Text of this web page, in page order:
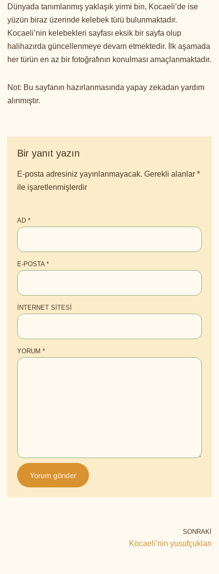
Dünyada tanımlanmış yaklaşık yirmi bin, Kocaeli’de ise
yüzün biraz üzerinde kelebek türü bulunmaktadır.
Kocaeli’nin kelebekleri sayfası eksik bir sayfa olup
halihazırda güncellenmeye devam etmektedir. İlk aşamada
her türün en az bir fotoğrafının konulması amaçlanmaktadır.
Not: Bu sayfanın hazırlanmasında yapay zekadan yardım
alınmıştır.
Bir yanıt yazın
E-posta adresiniz yayınlanmayacak. Gerekli alanlar *
ile işaretlenmişlerdir
AD *
E-POSTA *
İNTERNET SITESI
YORUM *
SONRAKI
Kocaeli’nin yusufçukları